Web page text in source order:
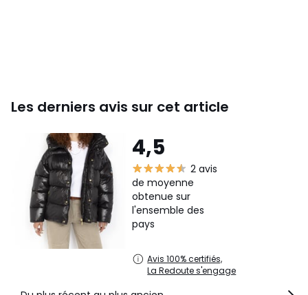
Les derniers avis sur cet article
4,5
2 avis
de moyenne
obtenue sur
l'ensemble des
pays
Avis 100% certifiés,
La Redoute s'engage